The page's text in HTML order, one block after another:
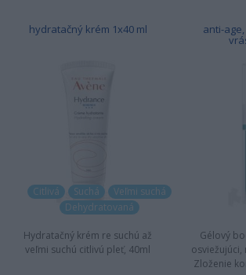
hydratačný krém 1x40 ml
Citlivá Suchá
Veľmi suchá
Dehydratovaná
Hydratačný krém re suchú až
veľmi suchú citlivú pleť, 40ml
anti-
Gélový
osviežujúci,
Zloženie